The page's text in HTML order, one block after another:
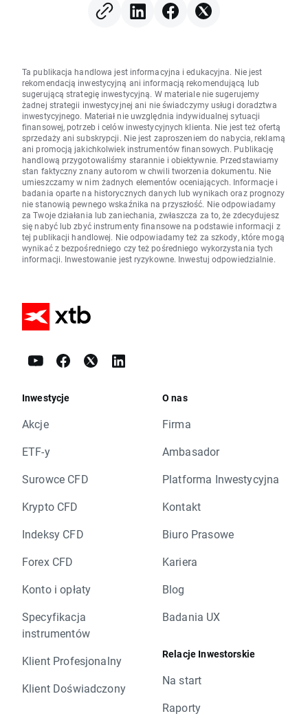
Ta publikacja handlowa jest informacyjna i edukacyjna. Nie jest
rekomendacją inwestycyjną ani informacją rekomendującą lub
sugerującą strategię inwestycyjną. W materiale nie sugerujemy
żadnej strategii inwestycyjnej ani nie świadczymy usługi doradztwa
inwestycyjnego. Materiał nie uwzględnia indywidualnej sytuacji
finansowej, potrzeb i celów inwestycyjnych klienta. Nie jest też ofertą
sprzedaży ani subskrypcji. Nie jest zaproszeniem do nabycia, reklamą
ani promocją jakichkolwiek instrumentów finansowych. Publikację
handlową przygotowaliśmy starannie i obiektywnie. Przedstawiamy
stan faktyczny znany autorom w chwili tworzenia dokumentu. Nie
umieszczamy w nim żadnych elementów oceniających. Informacje i
badania oparte na historycznych danych lub wynikach oraz prognozy
nie stanowią pewnego wskaźnika na przyszłość. Nie odpowiadamy
za Twoje działania lub zaniechania, zwłaszcza za to, że zdecydujesz
się nabyć lub zbyć instrumenty finansowe na podstawie informacji z
tej publikacji handlowej. Nie odpowiadamy też za szkody, które mogą
wynikać z bezpośredniego czy też pośredniego wykorzystania tych
informacji. Inwestowanie jest ryzykowne. Inwestuj odpowiedzialnie.
Inwestycje
Akcje
ETF-y
Surowce CFD
Krypto CFD
Indeksy CFD
Forex CFD
Konto i opłaty
Specyfikacja
instrumentów
Klient Profesjonalny
Klient Doświadczony
O nas
Firma
Ambasador
Platforma Inwestycyjna
Kontakt
Biuro Prasowe
Kariera
Blog
Badania UX
Relacje Inwestorskie
Na start
Raporty